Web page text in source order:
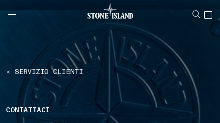
NAVIGATION.ARIA.GOTOMAINCONTENT
LABEL.SHOPPINGCOUNTRY SVIZZERA
< SERVIZIO CLIENTI
CONTATTACI